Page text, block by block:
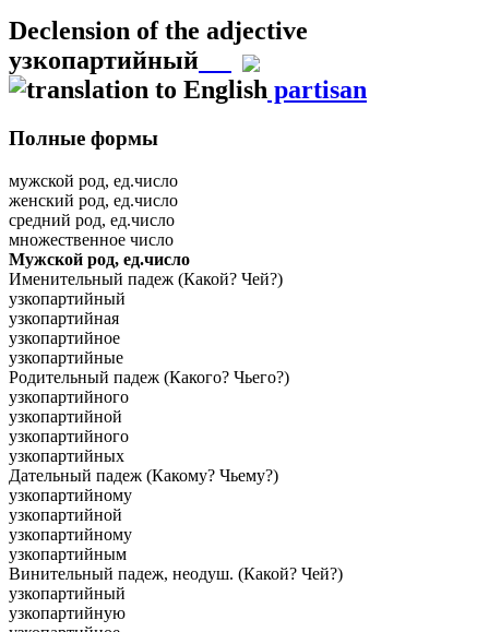
Declension of the adjective
узкопартийный
partisan
Полные формы
мужской род, ед.число
женский род, ед.число
средний род, ед.число
множественное число
Мужской род, ед.число
Именительный падеж (Какой? Чей?)
узкопартийный
узкопартийная
узкопартийное
узкопартийные
Родительный падеж (Какого? Чьего?)
узкопартийного
узкопартийной
узкопартийного
узкопартийных
Дательный падеж (Какому? Чьему?)
узкопартийному
узкопартийной
узкопартийному
узкопартийным
Винительный падеж, неодуш. (Какой? Чей?)
узкопартийный
узкопартийную